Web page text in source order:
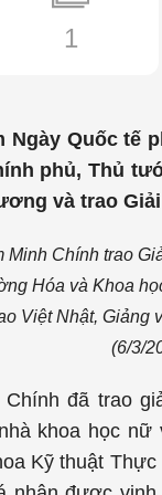
1
Ngày Quốc tế
phủ, Thủ
và trao
Minh Chính trao
Hóa và Khoa
Việt Nhật,
(6/3/
đã trao
khoa học
Kỹ thuật